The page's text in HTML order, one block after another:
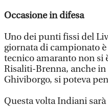
Occasione in difesa
Uno dei punti fissi del
giornata di campionato
tecnico amaranto non si
Risaliti-Brenna, anche
Ghiviborgo, si poteva
Questa volta Indiani